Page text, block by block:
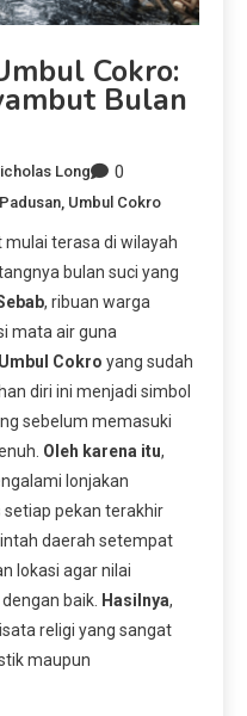
Cokro:
Bulan
Long 0
Umbul Cokro
terasa di wilayah
bulan suci yang
, ribuan warga
mata air guna
Cokro yang sudah
diri ini menjadi simbol
sebelum memasuki
Oleh karena itu,
lonjakan
pekan terakhir
daerah setempat
lokasi agar nilai
baik. Hasilnya,
religi yang sangat
maupun